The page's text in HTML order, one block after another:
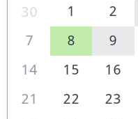
30 1 2
7
8 9
14
15 16
21
22 23